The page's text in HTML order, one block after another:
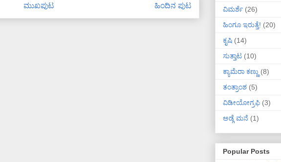
ಹಿಂದಿನ ಪುಟ
ಮುಖಪುಟ
ವಿಮರ್ಶೆ (26)
ಹಿಂಗೂ ಇರುತ್ತೆ! (20)
ಕೃಷಿ (14)
ಸುತ್ತಾಟ (10)
ಕ್ಯಾಮೆರಾ ಕಣ್ಣು (8)
ತಂತ್ರಾಂಶ (5)
ವಿಡೀಯೋಗ್ರಫಿ (3)
ಅಡ್ಗೆ ಮನೆ (1)
Popular Posts